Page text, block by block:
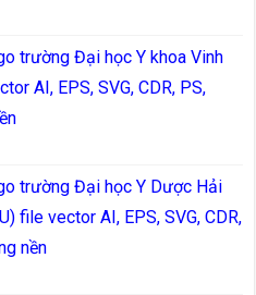
trường Đại học Y khoa Vinh
AI, EPS, SVG, CDR, PS,
trường Đại học Y Dược Hải
file vector AI, EPS, SVG, CDR,
nền